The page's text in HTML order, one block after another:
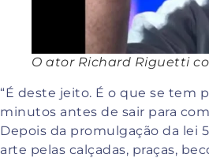
O ator Richard Riguetti
“É deste jeito. É o que se tem
minutos antes de sair para
Depois da promulgação da lei
arte pelas calçadas, praças,